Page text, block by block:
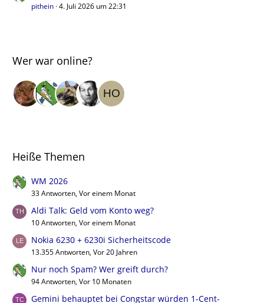
pithein 4. Juli 2026 um 22:31
Wer war online?
Heiße Themen
WM 2026
33 Antworten, Vor einem Monat
Aldi Talk: Geld vom Konto weg?
10 Antworten, Vor einem Monat
Nokia 6230 + 6230i Sicherheitscode
13.355 Antworten, Vor 20 Jahren
Nur noch Spam? Wer greift durch?
94 Antworten, Vor 10 Monaten
Gemini behauptet bei Congstar würden 1-Cent-